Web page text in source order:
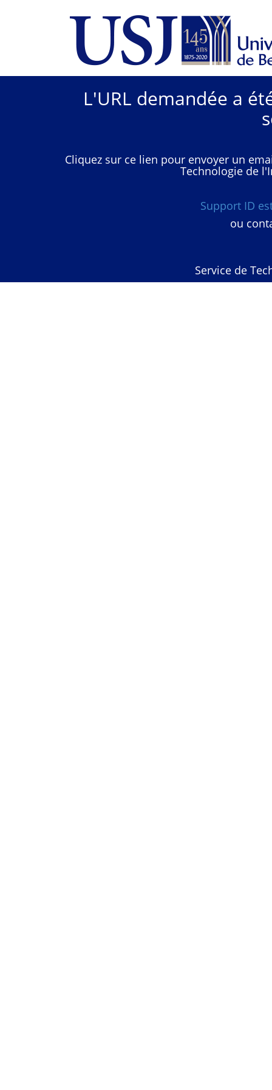
L'URL demandée a
Cliquez sur ce lien pour envoyer un
Technologie de
Support ID
ou
Service de